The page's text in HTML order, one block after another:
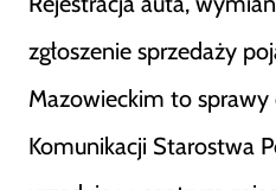
zgłoszenie sprzedaży
Mazowieckim to sprawy
Komunikacji Starostwa